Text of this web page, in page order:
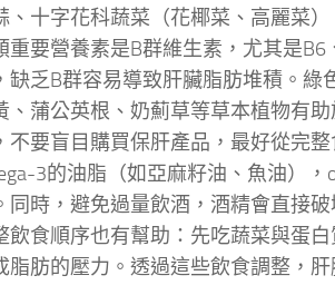
、十字花科蔬菜（花椰菜、高麗菜
重要營養素是B群維生素，尤其是
缺乏B群容易導致肝臟脂肪堆積。綠
、蒲公英根、奶薊草等草本植物有
不要盲目購買保肝產品，最好從完
3的油脂（如亞麻籽油、魚油）
同時，避免過量飲酒，酒精會直接
飲食順序也有幫助：先吃蔬菜與蛋
脂肪的壓力。透過這些飲食調整，